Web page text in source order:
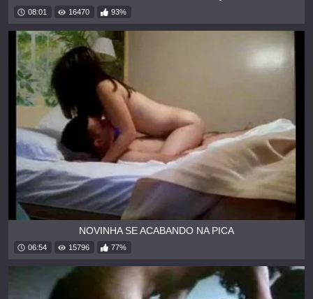
08:01 16470 93%
NOVINHA SE ACABANDO NA PICA
06:54 15796 77%